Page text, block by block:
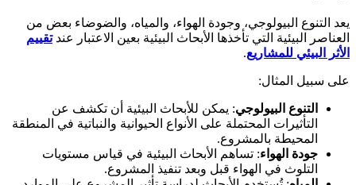
يعد التنوع البيولوجي، وجودة الهواء، والمياه، والضوضاء بعض من
العناصر البيئية التي تأخذها الأبحاث البيئية بعين الاعتبار عندتقييم
الأثر البيئي للمشاريع.
على سبيل المثال:
التنوع البيولوجي: يمكن للأبحاث البيئية أن تكشف عن
التأثيرات المحتملة على الأنواع الحيوانية والنباتية في المنطقة
المحيطة بالمشروع.
جودة الهواء: تساهم الأبحاث البيئية في قياس مستويات
التلوث في الهواء قبل وبعد تنفيذ المشروع.